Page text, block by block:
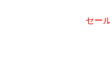
セー